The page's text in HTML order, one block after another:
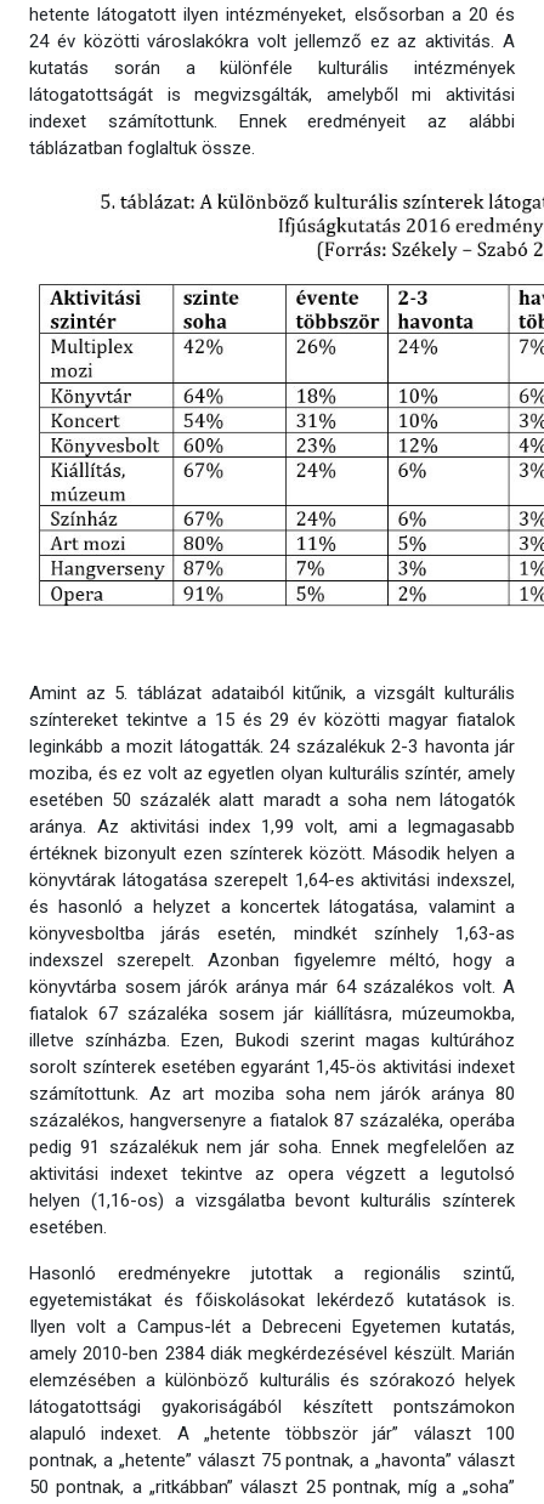
hetente látogatott ilyen intézményeket, elsősorban a 20 és
24 év közötti városlakókra volt jellemző ez az aktivitás. A
kutatás során a különféle kulturális intézmények
látogatottságát is megvizsgálták, amelyből mi aktivitási
indexet számítottunk. Ennek eredményeit az alábbi
táblázatban foglaltuk össze.
Amint az 5. táblázat adataiból kitűnik, a vizsgált kulturális
színtereket tekintve a 15 és 29 év közötti magyar fiatalok
leginkább a mozit látogatták. 24 százalékuk 2-3 havonta jár
moziba, és ez volt az egyetlen olyan kulturális színtér, amely
esetében 50 százalék alatt maradt a soha nem látogatók
aránya. Az aktivitási index 1,99 volt, ami a legmagasabb
értéknek bizonyult ezen színterek között. Második helyen a
könyvtárak látogatása szerepelt 1,64-es aktivitási indexszel,
és hasonló a helyzet a koncertek látogatása, valamint a
könyvesboltba járás esetén, mindkét színhely 1,63-as
indexszel szerepelt. Azonban figyelemre méltó, hogy a
könyvtárba sosem járók aránya már 64 százalékos volt. A
fiatalok 67 százaléka sosem jár kiállításra, múzeumokba,
illetve színházba. Ezen, Bukodi szerint magas kultúrához
sorolt színterek esetében egyaránt 1,45-ös aktivitási indexet
számítottunk. Az art moziba soha nem járók aránya 80
százalékos, hangversenyre a fiatalok 87 százaléka, operába
pedig 91 százalékuk nem jár soha. Ennek megfelelően az
aktivitási indexet tekintve az opera végzett a legutolsó
helyen (1,16-os) a vizsgálatba bevont kulturális színterek
esetében.
Hasonló eredményekre jutottak a regionális szintű,
egyetemistákat és főiskolásokat lekérdező kutatások is.
Ilyen volt a Campus-lét a Debreceni Egyetemen kutatás,
amely 2010-ben 2384 diák megkérdezésével készült. Marián
elemzésében a különböző kulturális és szórakozó helyek
látogatottsági gyakoriságából készített pontszámokon
alapuló indexet. A „hetente többször jár” választ 100
pontnak, a „hetente” választ 75 pontnak, a „havonta” választ
50 pontnak, a „ritkábban” választ 25 pontnak, míg a „soha”